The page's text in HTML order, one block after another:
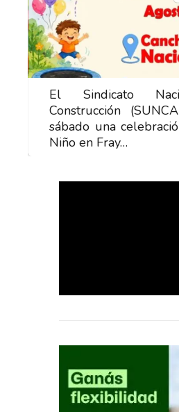
El Sindicato
Construcción
sábado una
Niño en Fray…